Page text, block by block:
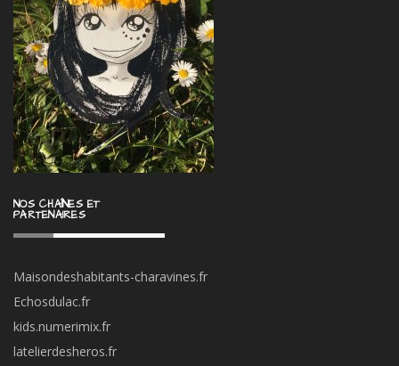
NOS CHAÎNES ET
PARTENAIRES
Maisondeshabitants-charavines.fr
Echosdulac.fr
kids.numerimix.fr
latelierdesheros.fr